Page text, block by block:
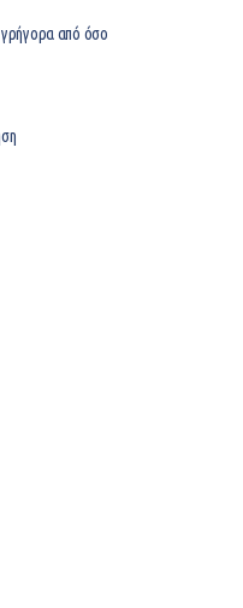
γρήγορα από όσο